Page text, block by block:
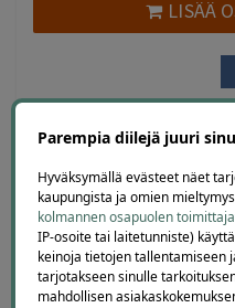
LISÄÄ
30 diiliä
Parempia diilejä juuri
Hyväksymällä evästeet näet
kaupungista ja omien
kolmannen osapuolen
IP-osoite tai laitetunniste)
keinoja tietojen tallentamiseen
tarjotakseen sinulle
mahdollisen